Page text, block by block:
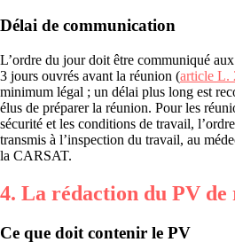
Délai de communication
L’ordre du jour doit être communiqué
3 jours ouvrés avant la réunion (article L.
minimum légal ; un délai plus long est
élus de préparer la réunion. Pour les
sécurité et les conditions de travail,
transmis à l’inspection du travail, au
la CARSAT.
4. La rédaction du PV de
Ce que doit contenir le PV